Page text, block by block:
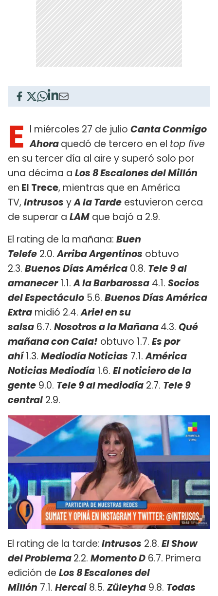
E l miércoles 27 de julio Canta Conmigo
Ahoraquedó de tercero en el top five
en su tercer día al aire y superó solo por
una décima a Los 8 Escalones del Millón
en El Trece, mientras que en América
TV, Intrusos yA la Tarde estuvieron cerca
de superar a LAM que bajó a 2.9.
El rating de la mañana: Buen
Telefe 2.0.Arriba Argentinos obtuvo
2.3. Buenos Días América 0.8. Tele 9 al
amanecer1.1.A la Barbarossa 4.1. Socios
del Espectáculo 5.6. Buenos Días América
Extra midió 2.4.Ariel en su
salsa 6.7. Nosotros a la Mañana4.3. Qué
mañana con Cala! obtuvo 1.7. Es por
ahí1.3. Mediodía Noticias 7.1.América
Noticias Mediodía 1.6. El noticiero de la
gente 9.0. Tele 9 al mediodía 2.7. Tele 9
central 2.9.
El rating de la tarde:Intrusos 2.8. El Show
del Problema2.2. Momento D 6.7. Primera
edición de Los 8 Escalones del
Millón 7.1. Hercai8.5. Züleyha 9.8. Todas